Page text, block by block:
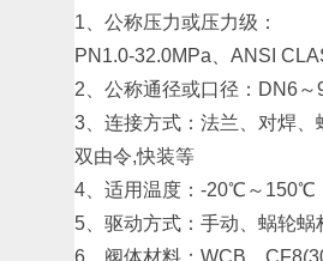
1、公称压力或压力级：
PN1.0-32.0MPa、ANSI
2、公称通径或口径：DN6～
3、连接方式：法兰、对焊、
双由令,快装等
4、适用温度：-20℃～150℃
5、驱动方式：手动、蜗轮蜗
6、阀体材料：WCB、